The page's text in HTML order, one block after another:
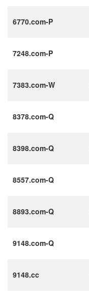
6770.com-P
7248.com-P
7383.com-W
8378.com-Q
8398.com-Q
8557.com-Q
8893.com-Q
9148.com-Q
9148.cc